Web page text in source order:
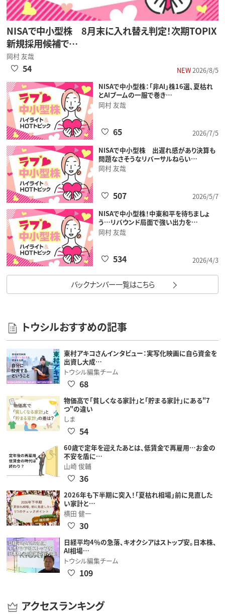
NISAで中小型株 8月末に入れ替え判定！次期TOPIX
新規採用候補で…
岡村 友哉
NEW2026/8/5
54
NISAで中小型株：「非AI」株16選、夏枯れ
とAIブームの一服で巻き…
岡村 友哉
2026/7/5
65
NISAで中小型株 出遅れ感があり決算も
問題なさそうなリバーサルねらい…
岡村 友哉
2026/5/7
507
NISAで中小型株！中東和平を待ちましょ
う…リバウンド局面で強い出力を…
岡村 友哉
2026/4/3
534
バックナンバー一覧はこちら
トウシルおすすめの記事
東村アキコさんインタビュー：実写化映画に自ら資金を
出資し大成…
トウシル編集チーム
68
物価高で「貧しくなる家計」と「貯まる家計」にある"7
つ"の違い
しま
54
60歳で定年を迎えたあとは、低賃金で再雇用…お金の
不安を盾に…
山崎 俊輔
36
2026年も下半期に突入！「夏枯れ相場」前に見直した
い家計と…
横田 健一
30
日経平均4％の急落、キオクシアはストップ安。日本株、
AI相場…
トウシル編集チーム
109
アクセスランキング